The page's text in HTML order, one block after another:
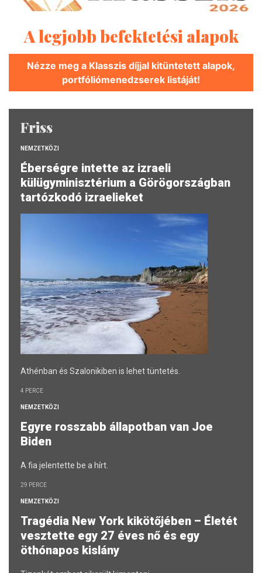
A legjobb befektetési alapok
Nézze meg a Klasszis díjjal kitüntetett alapok,
portfóliómenedzserek listáját!
Friss
NEMZETKÖZI
Éberségre intette az izraeli
külügyminisztérium a Görögországban
tartózkodó izraelieket
Athénban és Szalonikiben is lehet tüntetés.
4 PERCE
NEMZETKÖZI
Egyre rosszabb állapotban van Joe
Biden
A fia jelentette be a hírt.
29 PERCE
NEMZETKÖZI
Tragédia New York kikötőjében – Életét
vesztette egy 27 éves nő és egy
öthónapos kislány